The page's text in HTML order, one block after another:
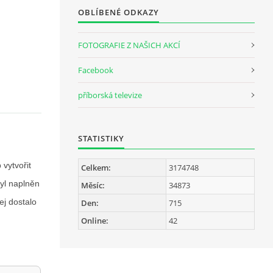
vytvořit
naplněn
dostalo
OBLÍBENÉ ODKAZY
FOTOGRAFIE Z NAŠICH AKCÍ
Facebook
příborská televize
STATISTIKY
Online: 42
Celkem:
3174748
Měsíc:
34873
Den:
715